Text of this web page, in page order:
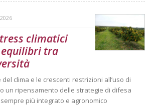
climatici
tra
clima e le crescenti restrizioni all’uso di
un ripensamento delle strategie di difesa
più integrato e agronomico